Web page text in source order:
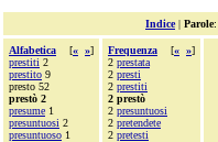
Indice| Parole:
Alfabetica [« »]
prestiti 2
prestito 9
presto 52
prestò 2
presume 1
presuntuosi 2
presuntuoso 1
Frequenza [« »]
2 prestata
2 presti
2 prestiti
2 prestò
2 presuntuosi
2 pretendete
2 pretesti